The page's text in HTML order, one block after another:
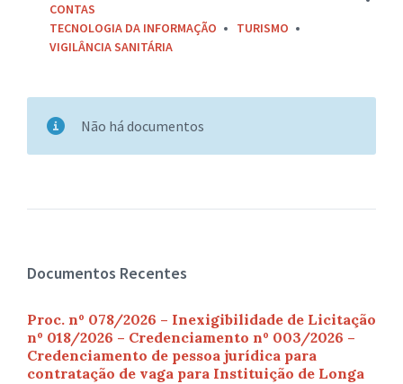
CONTAS
TECNOLOGIA DA INFORMAÇÃO
TURISMO
VIGILÂNCIA SANITÁRIA
Não há documentos
Documentos Recentes
Proc. nº 078/2026 – Inexigibilidade de Licitação
nº 018/2026 – Credenciamento nº 003/2026 –
Credenciamento de pessoa jurídica para
contratação de vaga para Instituição de Longa